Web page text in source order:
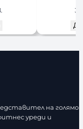
на голямо
уреди и